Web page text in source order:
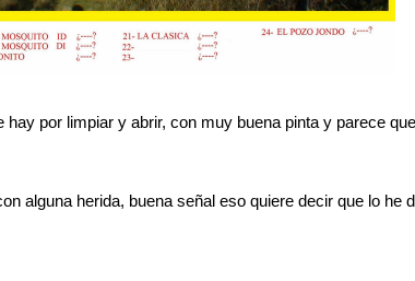
por limpiar y abrir, con muy buena pinta y parece
alguna herida, buena señal eso quiere decir que lo he